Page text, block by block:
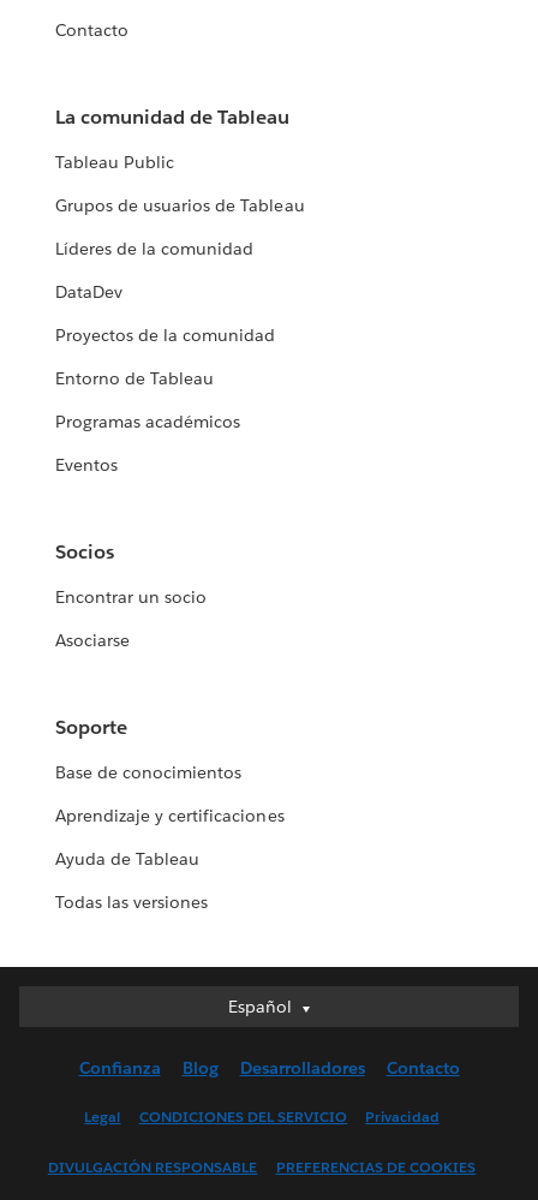
Contacto
La comunidad de Tableau
Tableau Public
Grupos de usuarios de Tableau
Líderes de la comunidad
DataDev
Proyectos de la comunidad
Entorno de Tableau
Programas académicos
Eventos
Socios
Encontrar un socio
Asociarse
Soporte
Base de conocimientos
Aprendizaje y certificaciones
Ayuda de Tableau
Todas las versiones
Español
Español
English (UK)
Français (France)
Confianza Blog Desarrolladores Contacto
Legal CONDICIONES DEL SERVICIO Privacidad
DIVULGACIÓN RESPONSABLE PREFERENCIAS DE COOKIES